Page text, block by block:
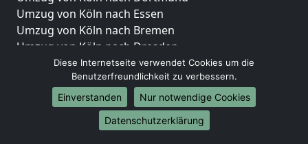
Umzug von Köln nach Essen
Umzug von Köln nach Bremen
Umzug von Köln nach Dresden
Umzug von Köln nach Hannover
Umzug von Köln nach Nürnberg
Umzug von Köln nach Duisburg
Umzug von Köln nach Bochum
Umzug von Köln nach Wuppertal
Diese Internetseite verwendet Cookies um die
Benutzerfreundlichkeit zu verbessern.
Einverstanden
Nur notwendige Cookies
Datenschutzerklärung